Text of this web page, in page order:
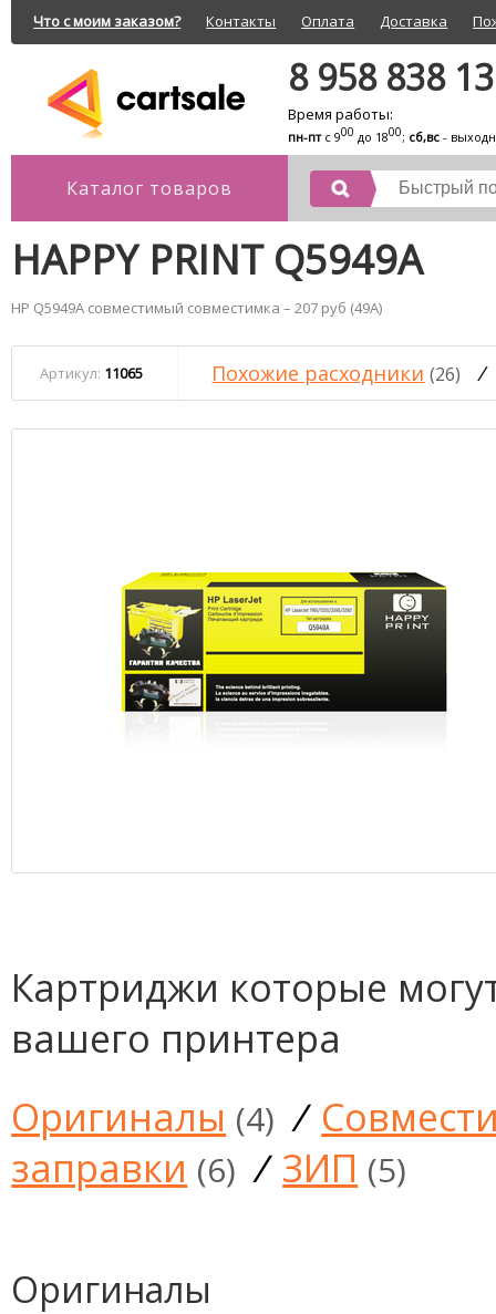
Что с моим заказом? Контакты Оплата Доставка
8 958 838
Время работы:
пн-птс 900 до 1800; сб,вс -
Каталог товаров
HAPPY PRINT Q5949A
HP Q5949A совместимый совместимка – 207 руб (49A)
Артикул: 11065 Похожие расходники (26) /
Картриджи которые
вашего принтера
Оригиналы (4) /
заправки (6) / ЗИП (5)
Оригиналы